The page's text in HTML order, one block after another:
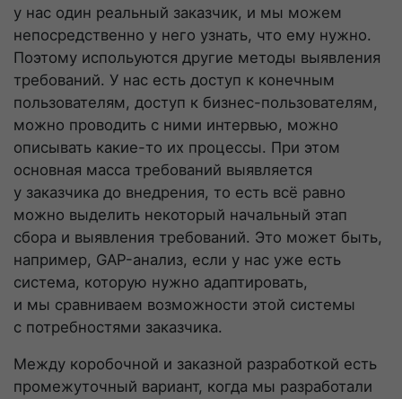
у нас один реальный заказчик, и мы можем
непосредственно у него узнать, что ему нужно.
Поэтому испольуются другие методы выявления
требований. У нас есть доступ к конечным
пользователям, доступ к бизнес-пользователям,
можно проводить с ними интервью, можно
описывать какие-то их процессы. При этом
основная масса требований выявляется
у заказчика до внедрения, то есть всё равно
можно выделить некоторый начальный этап
сбора и выявления требований. Это может быть,
например, GAP-анализ, если у нас уже есть
система, которую нужно адаптировать,
и мы сравниваем возможности этой системы
с потребностями заказчика.
Между коробочной и заказной разработкой есть
промежуточный вариант, когда мы разработали